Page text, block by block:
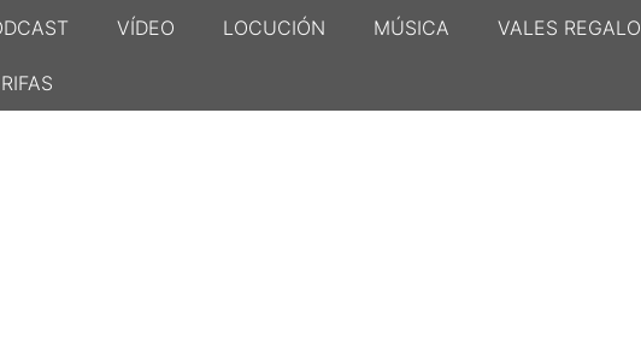
VÍDEO LOCUCIÓN MÚSICA VALES REGALO